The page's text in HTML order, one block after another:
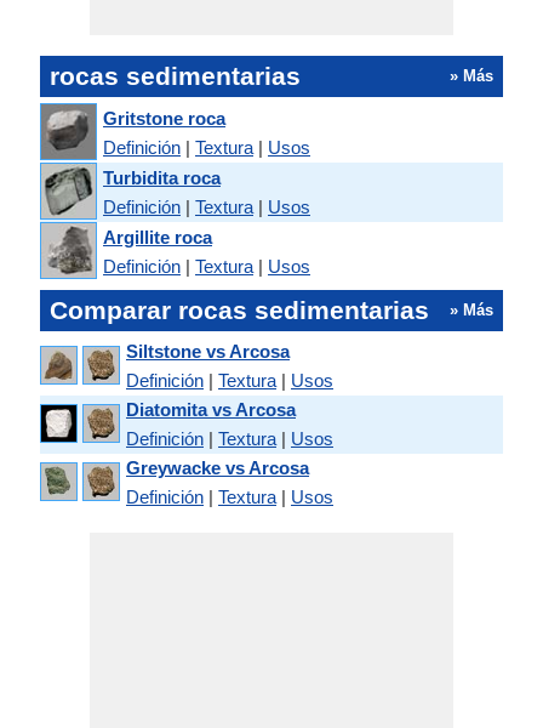
rocas sedimentarias » Más
Gritstone roca
Definición | Textura | Usos
Turbidita roca
Definición | Textura | Usos
Argillite roca
Definición | Textura | Usos
Comparar rocas sedimentarias » Más
Siltstone vs Arcosa
Definición | Textura | Usos
Diatomita vs Arcosa
Definición | Textura | Usos
Greywacke vs Arcosa
Definición | Textura | Usos